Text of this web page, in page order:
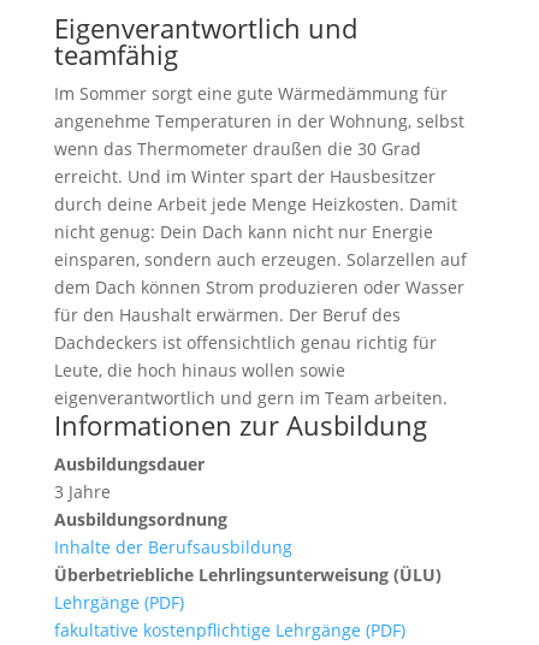
Eigenverantwortlich und
teamfähig
Im Sommer sorgt eine gute Wärmedämmung für
angenehme Temperaturen in der Wohnung, selbst
wenn das Thermometer draußen die 30 Grad
erreicht. Und im Winter spart der Hausbesitzer
durch deine Arbeit jede Menge Heizkosten. Damit
nicht genug: Dein Dach kann nicht nur Energie
einsparen, sondern auch erzeugen. Solarzellen auf
dem Dach können Strom produzieren oder Wasser
für den Haushalt erwärmen. Der Beruf des
Dachdeckers ist offensichtlich genau richtig für
Leute, die hoch hinaus wollen sowie
eigenverantwortlich und gern im Team arbeiten.
Informationen zur Ausbildung
Ausbildungsdauer
3 Jahre
Ausbildungsordnung
Inhalte der Berufsausbildung
Überbetriebliche Lehrlingsunterweisung (ÜLU)
Lehrgänge (PDF)
fakultative kostenpflichtige Lehrgänge (PDF)